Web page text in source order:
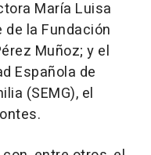
María Luisa
la Fundación
Muñoz; y el
Española de
(SEMG), el